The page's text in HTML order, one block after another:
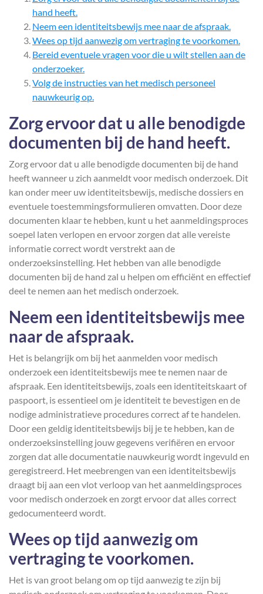
hand heeft.
Neem een identiteitsbewijs mee naar de afspraak.
Wees op tijd aanwezig om vertraging te voorkomen.
Bereid eventuele vragen voor die u wilt stellen aan de
onderzoeker.
Volg de instructies van het medisch personeel
nauwkeurig op.
Zorg ervoor dat u alle benodigde
documenten bij de hand heeft.
Zorg ervoor dat u alle benodigde documenten bij de hand
heeft wanneer u zich aanmeldt voor medisch onderzoek. Dit
kan onder meer uw identiteitsbewijs, medische dossiers en
eventuele toestemmingsformulieren omvatten. Door deze
documenten klaar te hebben, kunt u het aanmeldingsproces
soepel laten verlopen en ervoor zorgen dat alle vereiste
informatie correct wordt verstrekt aan de
onderzoeksinstelling. Het hebben van alle benodigde
documenten bij de hand zal u helpen om efficiënt en effectief
deel te nemen aan het medisch onderzoek.
Neem een identiteitsbewijs mee
naar de afspraak.
Het is belangrijk om bij het aanmelden voor medisch
onderzoek een identiteitsbewijs mee te nemen naar de
afspraak. Een identiteitsbewijs, zoals een identiteitskaart of
paspoort, is essentieel om je identiteit te bevestigen en de
nodige administratieve procedures correct af te handelen.
Door een geldig identiteitsbewijs bij je te hebben, kan de
onderzoeksinstelling jouw gegevens verifiëren en ervoor
zorgen dat alle documentatie nauwkeurig wordt ingevuld en
geregistreerd. Het meebrengen van een identiteitsbewijs
draagt bij aan een vlot verloop van het aanmeldingsproces
voor medisch onderzoek en zorgt ervoor dat alles correct
gedocumenteerd wordt.
Wees op tijd aanwezig om
vertraging te voorkomen.
Het is van groot belang om op tijd aanwezig te zijn bij